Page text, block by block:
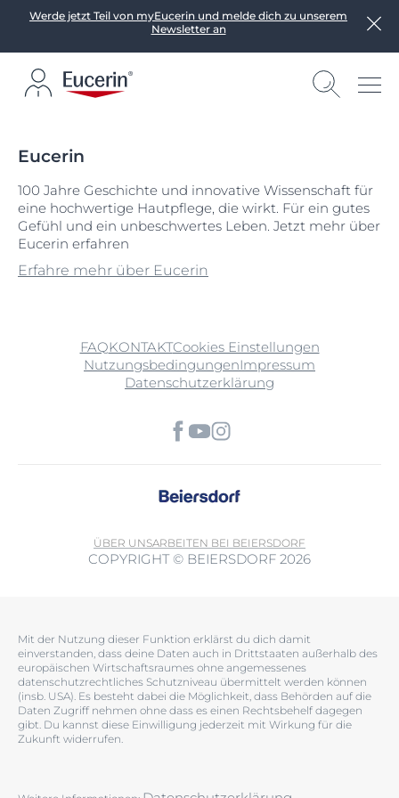
Werde jetzt Teil von myEucerin und melde dich zu unserem
Newsletter an
Eucerin
100 Jahre Geschichte und innovative Wissenschaft für
eine hochwertige Hautpflege, die wirkt. Für ein gutes
Gefühl und ein unbeschwertes Leben. Jetzt mehr über
Eucerin erfahren
Erfahre mehr über Eucerin
FAQKONTAKTCookies Einstellungen
NutzungsbedingungenImpressum
Datenschutzerklärung
ÜBER UNSARBEITEN BEI BEIERSDORF
COPYRIGHT © BEIERSDORF 2026
Mit der Nutzung dieser Funktion erklärst du dich damit
einverstanden, dass deine Daten auch in Drittstaaten außerhalb des
europäischen Wirtschaftsraumes ohne angemessenes
datenschutzrechtliches Schutzniveau übermittelt werden können
(insb. USA). Es besteht dabei die Möglichkeit, dass Behörden auf die
Daten Zugriff nehmen ohne dass es einen Rechtsbehelf dagegen
gibt. Du kannst diese Einwilligung jederzeit mit Wirkung für die
Zukunft widerrufen.